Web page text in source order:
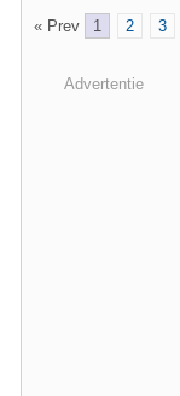
« Prev 1 2 3
Advertentie